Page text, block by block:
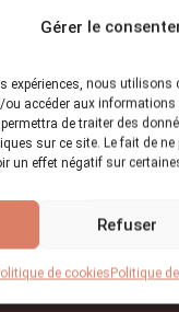
Gérer le
expériences, nous utilisons
accéder aux
de traiter des
sur ce site. Le fait de
un effet négatif sur
Refuser
de cookiesPolitique
de